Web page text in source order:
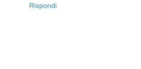
Rispondi